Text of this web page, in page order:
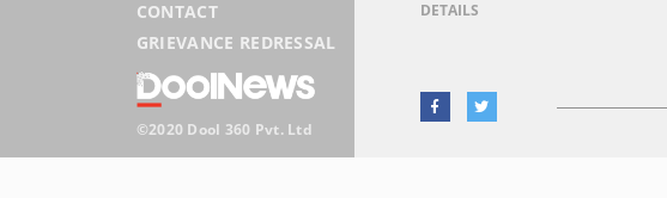
CONTACT
GRIEVANCE REDRESSAL
©2020 Dool 360 Pvt. Ltd
DETAILS